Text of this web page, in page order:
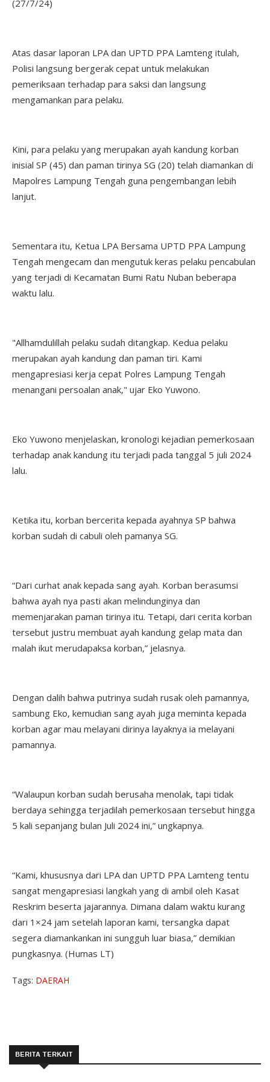
(27/7/24)
Atas dasar laporan LPA dan UPTD PPA Lamteng itulah,
Polisi langsung bergerak cepat untuk melakukan
pemeriksaan terhadap para saksi dan langsung
mengamankan para pelaku.
Kini, para pelaku yang merupakan ayah kandung korban
inisial SP (45) dan paman tirinya SG (20) telah diamankan di
Mapolres Lampung Tengah guna pengembangan lebih
lanjut.
Sementara itu, Ketua LPA Bersama UPTD PPA Lampung
Tengah mengecam dan mengutuk keras pelaku pencabulan
yang terjadi di Kecamatan Bumi Ratu Nuban beberapa
waktu lalu.
"Allhamdulillah pelaku sudah ditangkap. Kedua pelaku
merupakan ayah kandung dan paman tiri. Kami
mengapresiasi kerja cepat Polres Lampung Tengah
menangani persoalan anak," ujar Eko Yuwono.
Eko Yuwono menjelaskan, kronologi kejadian pemerkosaan
terhadap anak kandung itu terjadi pada tanggal 5 juli 2024
lalu.
Ketika itu, korban bercerita kepada ayahnya SP bahwa
korban sudah di cabuli oleh pamanya SG.
“Dari curhat anak kepada sang ayah. Korban berasumsi
bahwa ayah nya pasti akan melindunginya dan
memenjarakan paman tirinya itu. Tetapi, dari cerita korban
tersebut justru membuat ayah kandung gelap mata dan
malah ikut merudapaksa korban,” jelasnya.
Dengan dalih bahwa putrinya sudah rusak oleh pamannya,
sambung Eko, kemudian sang ayah juga meminta kepada
korban agar mau melayani dirinya layaknya ia melayani
pamannya.
“Walaupun korban sudah berusaha menolak, tapi tidak
berdaya sehingga terjadilah pemerkosaan tersebut hingga
5 kali sepanjang bulan Juli 2024 ini,” ungkapnya.
“Kami, khususnya dari LPA dan UPTD PPA Lamteng tentu
sangat mengapresiasi langkah yang di ambil oleh Kasat
Reskrim beserta jajarannya. Dimana dalam waktu kurang
dari 1×24 jam setelah laporan kami, tersangka dapat
segera diamankankan ini sungguh luar biasa,” demikian
pungkasnya. (Humas LT)
Tags: DAERAH
BERITA TERKAIT